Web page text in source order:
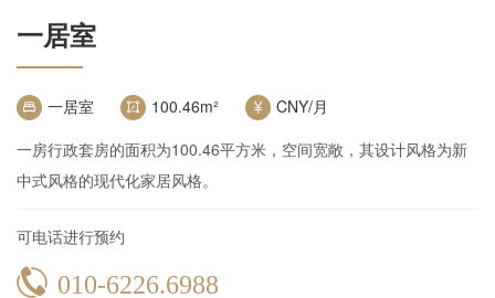
一居室
一居室 100.46m²
CNY/月
一房行政套房的面积为100.46平方米，空间宽敞，其设计风格为新
中式风格的现代化家居风格。
可电话进行预约
010-6226.6988